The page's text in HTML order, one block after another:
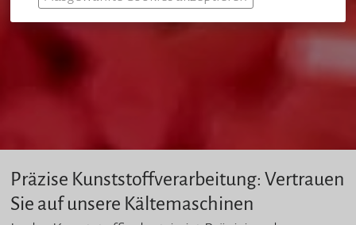
Präzise Kunststoffverarbeitung: Vertrauen
Sie auf unsere Kältemaschinen